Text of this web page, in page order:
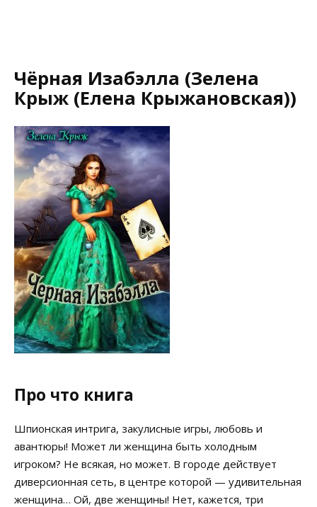
Чёрная Изабэлла (Зелена
Крыж (Елена Крыжановская))
Про что книга
Шпионская интрига, закулисные игры, любовь и
авантюры! Может ли женщина быть холодным
игроком? Не всякая, но может. В городе действует
диверсионная сеть, в центре которой — удивительная
женщина… Ой, две женщины! Нет, кажется, три